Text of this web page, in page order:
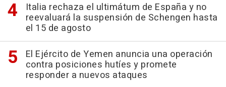
Italia rechaza el ultimátum de España y no
reevaluará la suspensión de Schengen hasta
el 15 de agosto
El Ejército de Yemen anuncia una operación
contra posiciones hutíes y promete
responder a nuevos ataques